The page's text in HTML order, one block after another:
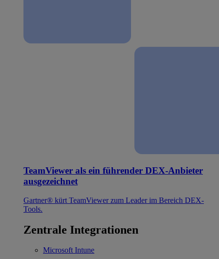
TeamViewer als ein führender DEX-Anbieter
ausgezeichnet
Gartner® kürt TeamViewer zum Leader im Bereich DEX-
Tools.
Zentrale Integrationen
Microsoft Intune